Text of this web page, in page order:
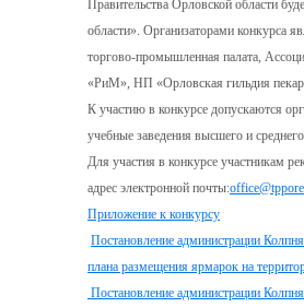
Правительства Орловской области
области». Организаторами конкурса
торгово-промышленная палата,
«РиМ», НП «Орловская гильдия
К участию в конкурсе допускаются
учебные заведения высшего и
Для участия в конкурсе участникам
адрес электронной почты:
Приложение к конкурсу
Постановление администрации
плана размещения ярмарок на
Постановление администрации